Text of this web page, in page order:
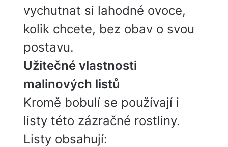
vychutnat si lahodné ovoce,
kolik chcete, bez obav o svou
postavu.
Užitečné vlastnosti
malinových listů
Kromě bobulí se používají i
listy této zázračné rostliny.
Listy obsahují: